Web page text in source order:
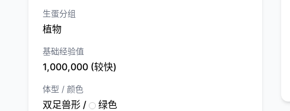
生蛋分组
植物
基础经验值
1,000,000 (较快)
体型 / 颜色
双足兽形 / 绿色